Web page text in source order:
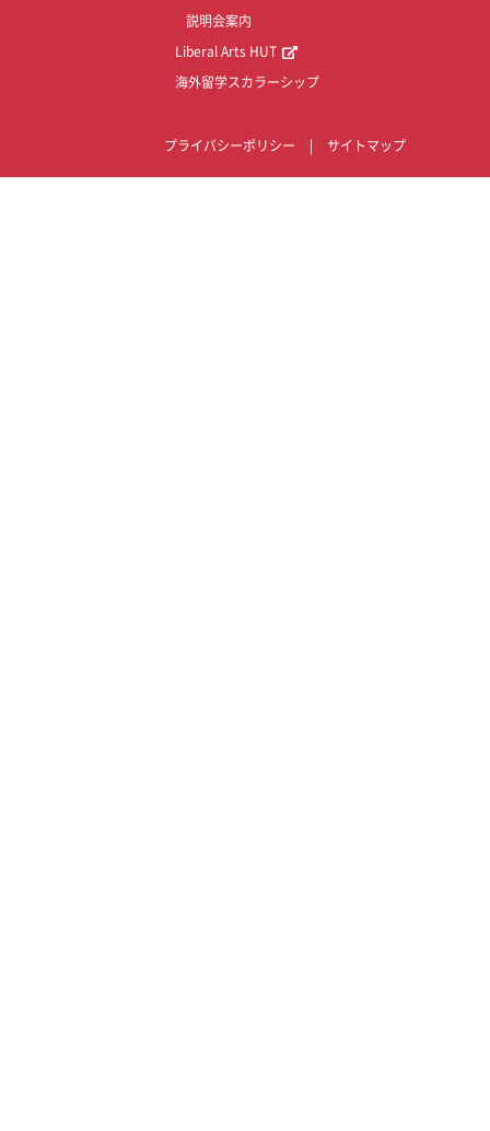
説明会案内
Liberal Arts HUT
海外留学スカラーシップ
プライバシーポリシー サイトマップ